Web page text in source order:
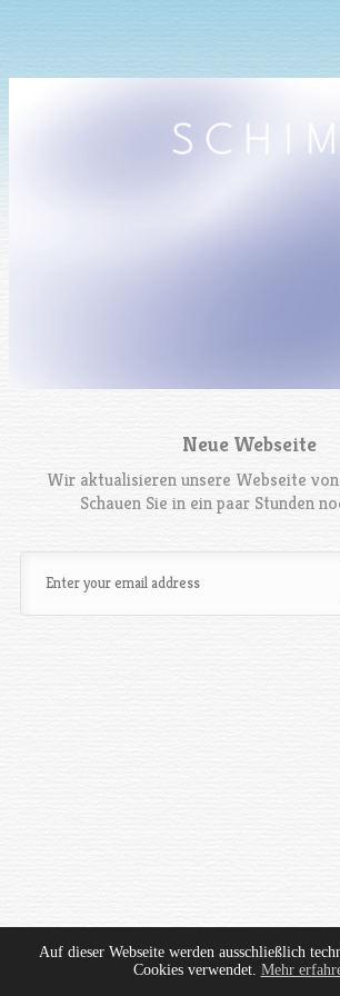
Neue Webseite
Wir aktualisieren unsere Webseite
Schauen Sie in ein paar Stunden
Auf dieser Webseite werden ausschließlich
Cookies verwendet. Mehr